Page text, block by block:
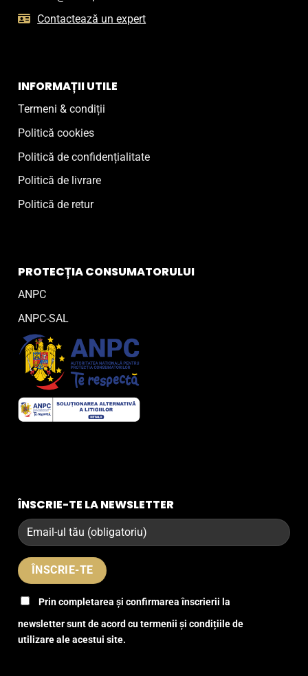
Contactează un expert
INFORMAȚII UTILE
Termeni & condiții
Politică cookies
Politică de confidențialitate
Politică de livrare
Politică de retur
PROTECȚIA CONSUMATORULUI
ANPC
ANPC-SAL
ÎNSCRIE-TE LA NEWSLETTER
Prin completarea și confirmarea înscrierii la
newsletter sunt de acord cu termenii și condițiile de
utilizare ale acestui site.